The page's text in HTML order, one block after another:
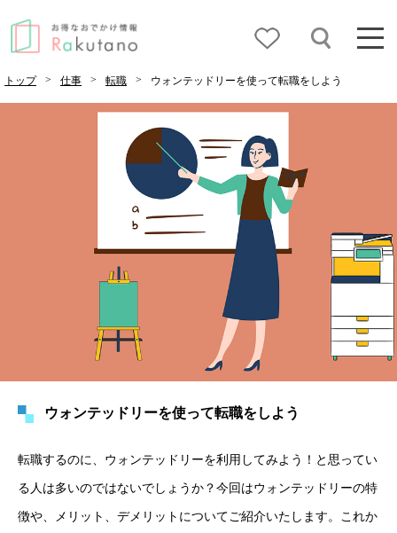
トップ > 仕事 > 転職 > ウォンテッドリーを使って転職をしよう
ウォンテッドリーを使って転職をしよう
転職するのに、ウォンテッドリーを利用してみよう！と思ってい
る人は多いのではないでしょうか？今回はウォンテッドリーの特
徴や、メリット、デメリットについてご紹介いたします。これか